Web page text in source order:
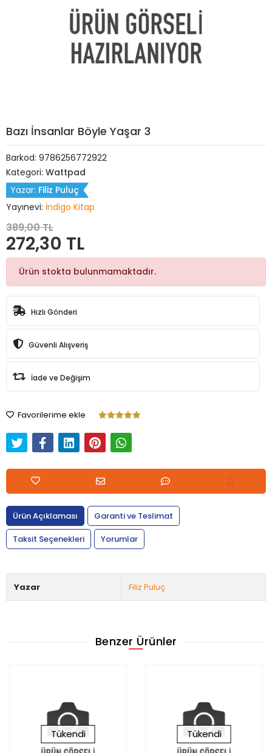
Bazı İnsanlar Böyle Yaşar 3
Barkod: 9786256772922
Kategori: Wattpad
Yazar: Filiz Puluç
Yayınevi: İndigo Kitap
389,00 TL
272,30 TL
Ürün stokta bulunmamaktadır.
Hızlı Gönderi
Güvenli Alışveriş
İade ve Değişim
Favorilerime ekle
Ürün Açıklaması
Garanti ve Teslimat
Taksit Seçenekleri
Yorumlar
Yazar Filiz Puluç
Benzer Ürünler
Tükendi Tükendi